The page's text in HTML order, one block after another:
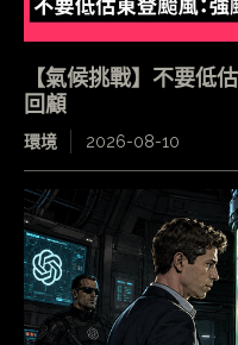
【氣候挑戰】不要低
回顧
環境 2026-08-10